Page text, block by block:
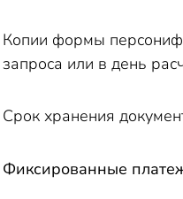
Копии формы
запроса или в день
Срок хранения
Фиксированные